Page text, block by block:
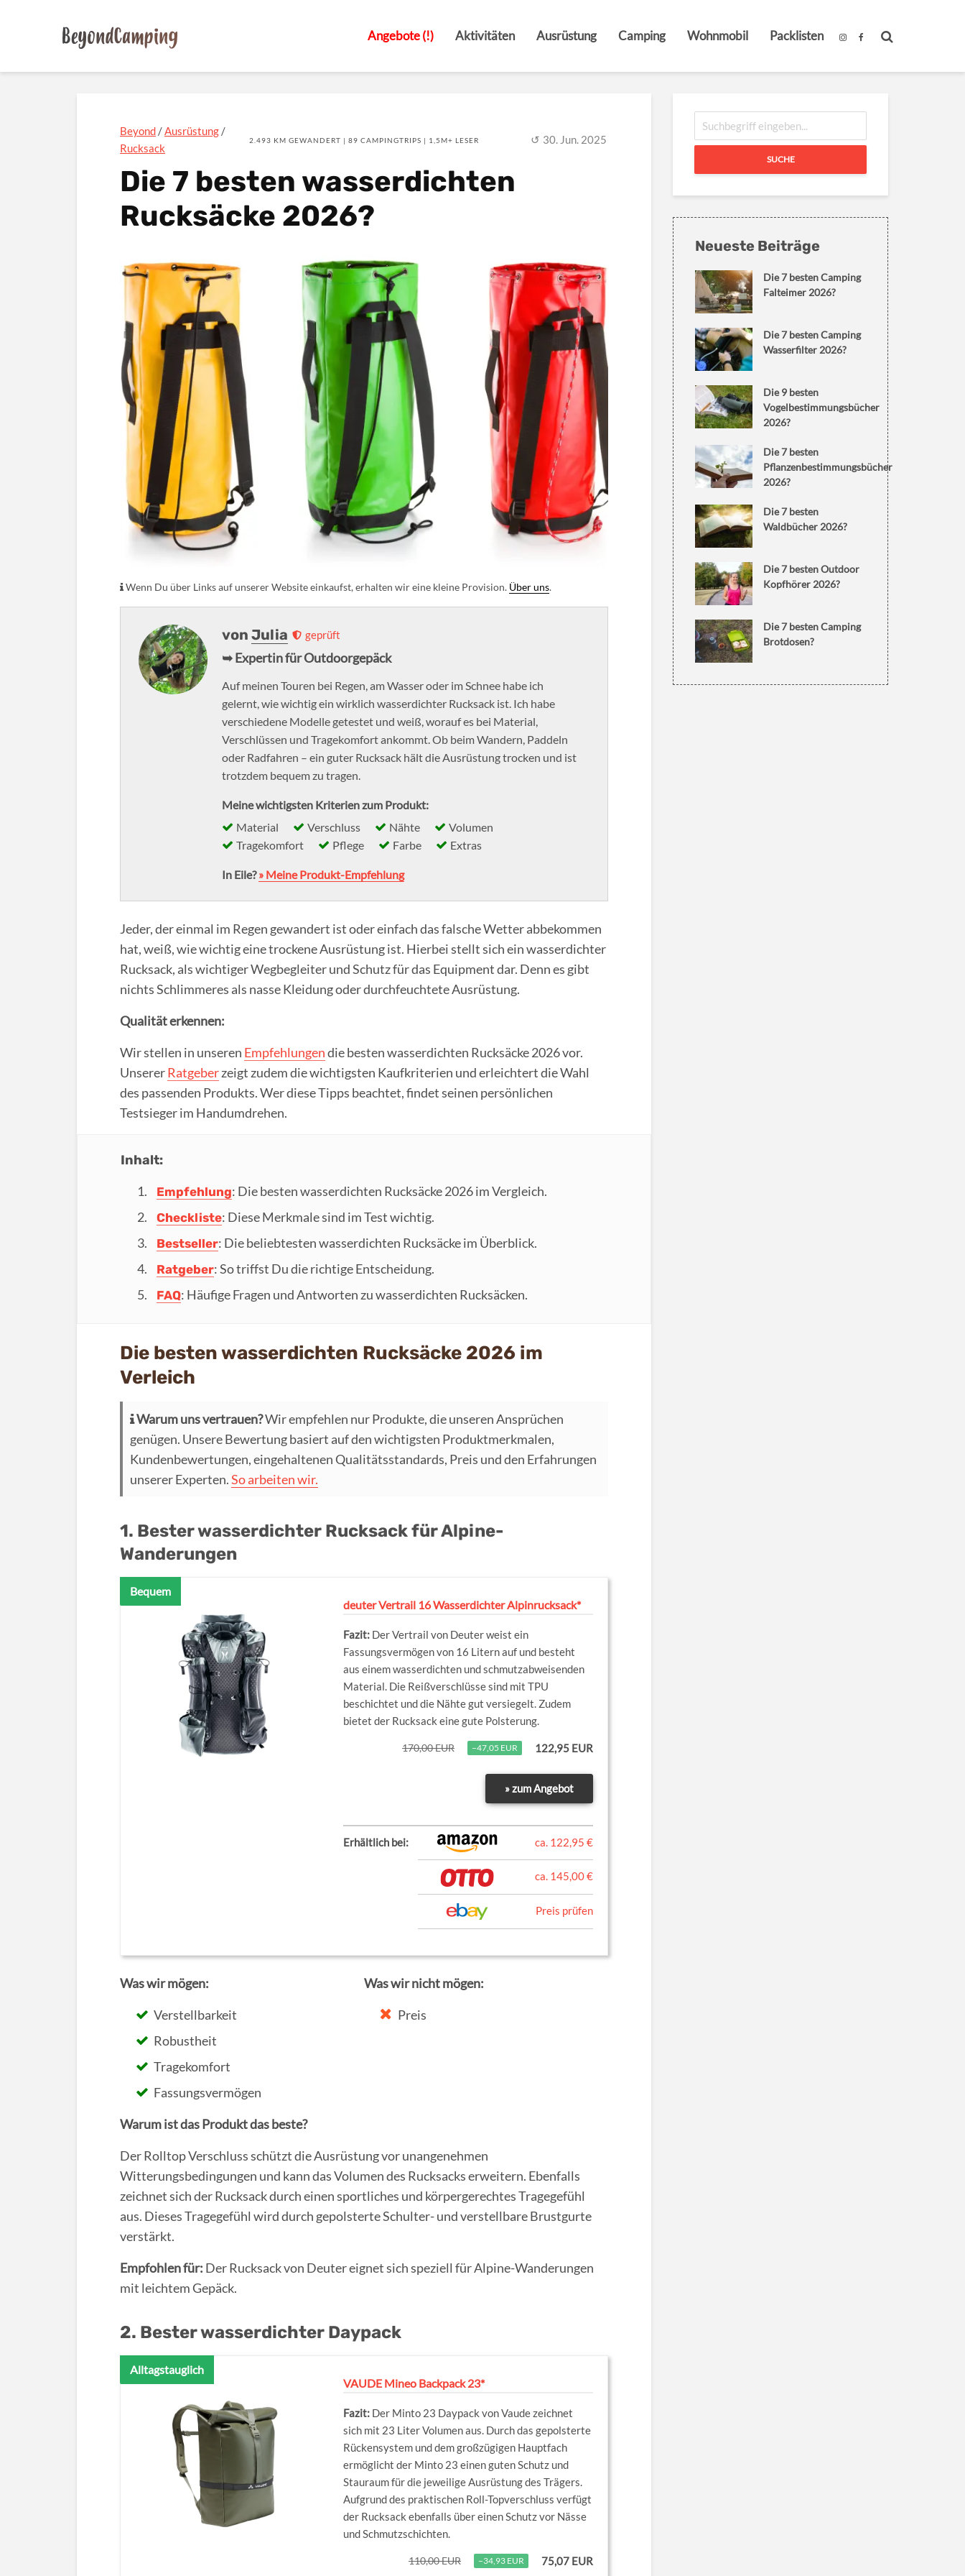
Angebote (!) Aktivitäten Ausrüstung Camping Wohnmobil Packlisten
Beyond /Ausrüstung /
Rucksack
2.493 KM GEWANDERT | 89 CAMPINGTRIPS | 1,5M+ LESER 30. Jun. 2025
Die 7 besten wasserdichten
Rucksäcke 2026?
Wenn Du über Links auf unserer Website einkaufst, erhalten wir eine kleine Provision. Über uns.
vonJulia geprüft
➥ Expertin für Outdoorgepäck
Auf meinen Touren bei Regen, am Wasser oder im Schnee habe ich
gelernt, wie wichtig ein wirklich wasserdichter Rucksack ist. Ich habe
verschiedene Modelle getestet und weiß, worauf es bei Material,
Verschlüssen und Tragekomfort ankommt. Ob beim Wandern, Paddeln
oder Radfahren – ein guter Rucksack hält die Ausrüstung trocken und ist
trotzdem bequem zu tragen.
Meine wichtigsten Kriterien zum Produkt:
Material
Verschluss Nähte
Volumen
Tragekomfort
Pflege Farbe Extras
In Eile?» Meine Produkt-Empfehlung
Jeder, der einmal im Regen gewandert ist oder einfach das falsche Wetter abbekommen
hat, weiß, wie wichtig eine trockene Ausrüstung ist. Hierbei stellt sich ein wasserdichter
Rucksack, als wichtiger Wegbegleiter und Schutz für das Equipment dar. Denn es gibt
nichts Schlimmeres als nasse Kleidung oder durchfeuchtete Ausrüstung.
Qualität erkennen:
Wir stellen in unseren Empfehlungendie besten wasserdichten Rucksäcke 2026 vor.
UnsererRatgeberzeigt zudem die wichtigsten Kaufkriterien und erleichtert die Wahl
des passenden Produkts. Wer diese Tipps beachtet, findet seinen persönlichen
Testsieger im Handumdrehen.
Inhalt:
Empfehlung: Die besten wasserdichten Rucksäcke 2026 im Vergleich.
Checkliste: Diese Merkmale sind im Test wichtig.
Bestseller: Die beliebtesten wasserdichten Rucksäcke im Überblick.
Ratgeber: So triffst Du die richtige Entscheidung.
FAQ: Häufige Fragen und Antworten zu wasserdichten Rucksäcken.
Die besten wasserdichten Rucksäcke 2026 im
Verleich
Warum uns vertrauen?Wir empfehlen nur Produkte, die unseren Ansprüchen
genügen. Unsere Bewertung basiert auf den wichtigsten Produktmerkmalen,
Kundenbewertungen, eingehaltenen Qualitätsstandards, Preis und den Erfahrungen
unserer Experten.So arbeiten wir.
1. Bester wasserdichter Rucksack für Alpine-
Wanderungen
Bequem
deuter Vertrail 16 Wasserdichter Alpinrucksack*
Der Vertrail von Deuter weist ein
Fassungsvermögen von 16 Litern auf und besteht
aus einem wasserdichten und schmutzabweisenden
Material. Die Reißverschlüsse sind mit TPU
beschichtet und die Nähte gut versiegelt. Zudem
bietet der Rucksack eine gute Polsterung.
170,00 EUR −47,05 EUR 122,95 EUR
» zum Angebot
Erhältlich bei: ca. 122,95 €
ca. 145,00 €
Preis prüfen
Was wir mögen:
Verstellbarkeit
Robustheit
Tragekomfort
Fassungsvermögen
Was wir nicht mögen:
Preis
Warum ist das Produkt das beste?
Der Rolltop Verschluss schützt die Ausrüstung vor unangenehmen
Witterungsbedingungen und kann das Volumen des Rucksacks erweitern. Ebenfalls
zeichnet sich der Rucksack durch einen sportliches und körpergerechtes Tragegefühl
aus. Dieses Tragegefühl wird durch gepolsterte Schulter- und verstellbare Brustgurte
verstärkt.
Empfohlen für: Der Rucksack von Deuter eignet sich speziell für Alpine-Wanderungen
mit leichtem Gepäck.
2. Bester wasserdichter Daypack
Alltagstauglich
VAUDE Mineo Backpack 23*
Der Minto 23 Daypack von Vaude zeichnet
sich mit 23 Liter Volumen aus. Durch das gepolsterte
Rückensystem und dem großzügigen Hauptfach
ermöglicht der Minto 23 einen guten Schutz und
Stauraum für die jeweilige Ausrüstung des Trägers.
Aufgrund des praktischen Roll-Topverschluss verfügt
der Rucksack ebenfalls über einen Schutz vor Nässe
und Schmutzschichten.
110,00 EUR −34,93 EUR 75,07 EUR
SUCHE
Neueste Beiträge
Die 7 besten Camping
Falteimer 2026?
Die 7 besten Camping
Wasserfilter 2026?
Die 9 besten
Vogelbestimmungsbücher
2026?
Die 7 besten
Pflanzenbestimmungsbücher
2026?
Die 7 besten
Waldbücher 2026?
Die 7 besten Outdoor
Kopfhörer 2026?
Die 7 besten Camping
Brotdosen?